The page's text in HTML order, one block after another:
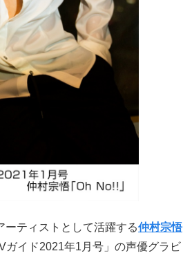
ーティストとして活躍する仲村宗悟
ガイド2021年1月号」の声優グラビ